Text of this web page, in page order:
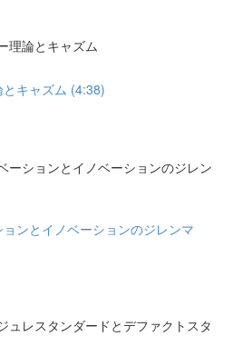
論とキャズム
キャズム (4:38)
ションとイノベーションのジレン
ンとイノベーションのジレンマ
レスタンダードとデファクトスタ